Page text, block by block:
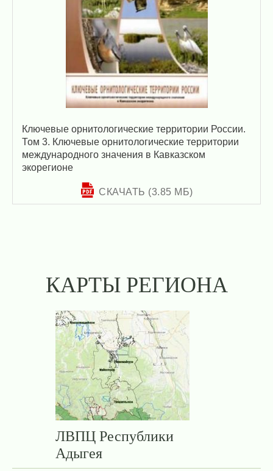
Ключевые орнитологические территории России.
Том 3. Ключевые орнитологические территории
международного значения в Кавказском
экорегионе
СКАЧАТЬ (3.85 МБ)
КАРТЫ РЕГИОНА
ЛВПЦ Республики
Адыгея